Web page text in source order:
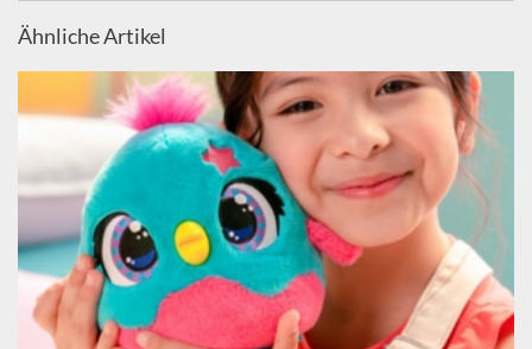
Ähnliche Artikel